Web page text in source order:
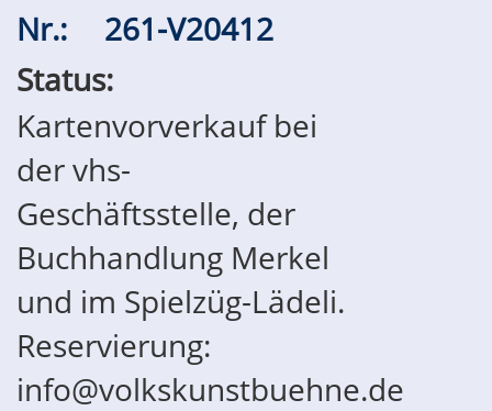
Nr.:
261-V20412
Status:
Kartenvorverkauf bei
der vhs-
Geschäftsstelle, der
Buchhandlung Merkel
und im Spielzüg-Lädeli.
Reservierung:
info@volkskunstbuehne.de